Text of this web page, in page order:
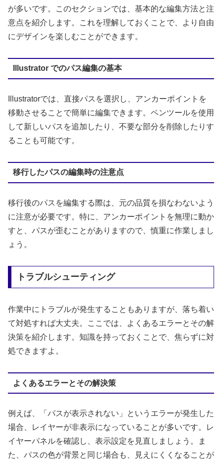
が多いです。このセクションでは、基本的な編集方法と注
意点を紹介します。これを理解しておくことで、より自由
にデザインを楽しむことができます。
Illustrator でのパス編集の基本
Illustratorでは、直接パスを選択し、アンカーポイントを
移動させることで簡単に編集できます。ペンツールを使用
して新しいパスを追加したり、不要な部分を削除したりす
ることも可能です。
移行したパスの編集時の注意点
移行後のパスを編集する際は、元の品質を損なわないよう
に注意が必要です。特に、アンカーポイントを無理に動か
すと、パスが歪むことがありますので、慎重に作業しまし
ょう。
トラブルシューティング
作業中にトラブルが発生することもありますが、落ち着い
て対処すれば大丈夫。ここでは、よくあるエラーとその解
決策を紹介します。知識を持っておくことで、焦らずに対
処できますよ。
よくあるエラーとその解決策
例えば、「パスが表示されない」というエラーが発生した
場合、レイヤーが非表示になっていることが多いです。レ
イヤーパネルを確認し、表示設定を見直しましょう。ま
た、パスの色が背景と同じ場合も、見えにくくなることが